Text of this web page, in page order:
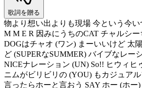
歌詞を贈る
物より想い出よりも現場 今という今
M M E R 因みにうちのCAT チャルシ
DOGはチャオ (ワン) まーいいけど 太
ど (SUPERなSUMMER) バイブなレー
NICEナレーション (UN) So!! ヒウィヒ
ニムがビリビリの (YOU) もカジュア
言ったらホーと言おう SAY ホー (ホー